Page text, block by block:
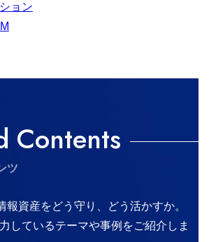
ョン
Contents
ツ
報資産をどう守り、どう活かすか。
しているテーマや事例をご紹介しま